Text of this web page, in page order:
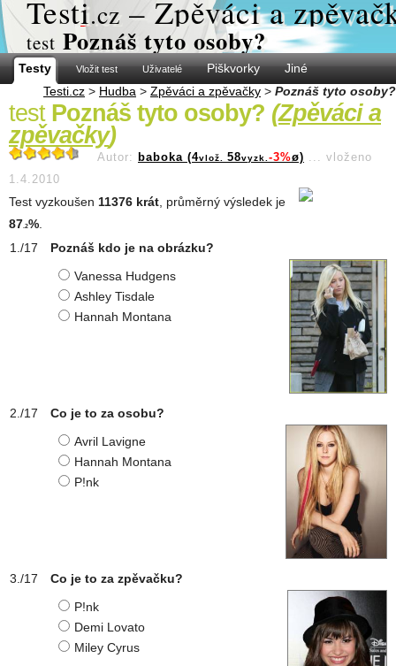
Testi.cz – Zpěváci a
test Poznáš tyto osoby?
Testy Vložit test Uživatelé Piškvorky
Jiné
Testi.cz > Hudba > Zpěváci a zpěvačky > Poznáš tyto osoby?
test Poznáš tyto osoby? (Zpěváci a
zpěvačky)
Autor: baboka (4vlož. 58vyzk. -3%ø) ... vloženo
1.4.2010
Test vyzkoušen 11376 krát , průměrný výsledek je
87 .2%
Poznáš kdo je na obrázku?
Vanessa Hudgens
Ashley Tisdale
Hannah Montana
Co je to za osobu?
Avril Lavigne
Hannah Montana
P!nk
Co je to za zpěvačku?
P!nk
Demi Lovato
Miley Cyrus